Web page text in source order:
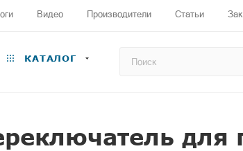
Видео Производители Статьи
КАТАЛОГ